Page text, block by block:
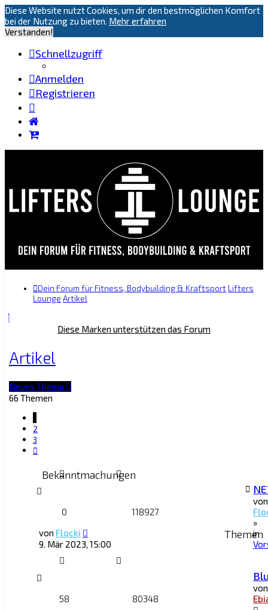
Diese Website nutzt Cookies, um dir den bestmöglichen Komfort
bei der Nutzung zu bieten. Mehr erfahren
Verstanden!
Schnellzugriff
Anmelden
Registrieren
Dein Forum für Fitness, Bodybuilding & Kraftsport Lifters
Lounge Artikel
Diese Marken unterstützen das Forum
Artikel
Neues Thema
66 Themen
2
3
Bekanntmachungen
von
»
in
0
118927
von Flocki
9. Mär 2023, 15:00
Themen
von
58
80348